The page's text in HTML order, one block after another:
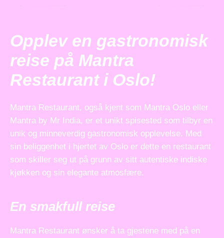
Opplev en gastronomisk
reise på Mantra
Restaurant i Oslo!
Mantra Restaurant, også kjent som Mantra Oslo eller
Mantra by Mr India, er et unikt spisested som tilbyr en
unik og minneverdig gastronomisk opplevelse. Med
sin beliggenhet i hjertet av Oslo er dette en restaurant
som skiller seg ut på grunn av sitt autentiske indiske
kjøkken og sin elegante atmosfære.
En smakfull reise
Mantra Restaurant ønsker å ta gjestene med på en